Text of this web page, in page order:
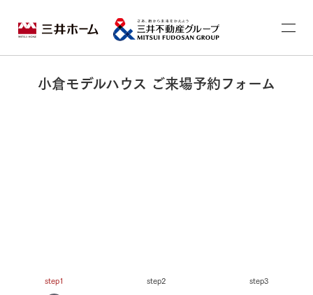
小倉モデルハウス ご来場予約フォーム
step1 step2 step3